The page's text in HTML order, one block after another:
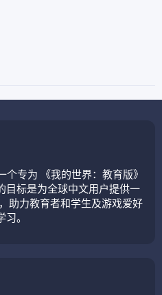
专为 《我的世界：教育版》
目标是为全球中文用户提供一
助力教育者和学生及游戏爱好
。